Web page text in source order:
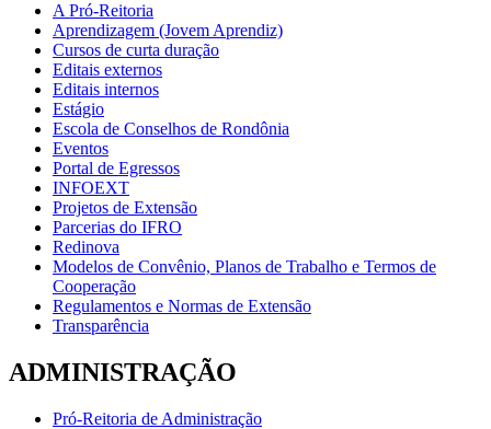
A Pró-Reitoria
Aprendizagem (Jovem Aprendiz)
Cursos de curta duração
Editais externos
Editais internos
Estágio
Escola de Conselhos de Rondônia
Eventos
Portal de Egressos
INFOEXT
Projetos de Extensão
Parcerias do IFRO
Redinova
Modelos de Convênio, Planos de Trabalho e Termos de
Cooperação
Regulamentos e Normas de Extensão
Transparência
ADMINISTRAÇÃO
Pró-Reitoria de Administração